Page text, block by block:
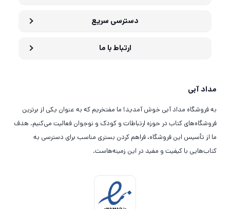
دسترسی سریع
ارتباط با ما
مداد آبی
به فروشگاه مداد آبی خوش آمدید! ما مفتخریم که به عنوان یکی از برترین
فروشگاه‌های کتاب در حوزه ارتباطات و کودک و نوجوان فعالیت می‌کنیم. هدف
ما از تأسیس این فروشگاه، فراهم کردن بستری مناسب برای دسترسی به
کتاب‌هایی با کیفیت و مفید در این زمینه‌هاست.